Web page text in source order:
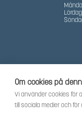
Om cookies på
Vi använder cookies för
till sociala medier och
Lördag
Såma- © 2026